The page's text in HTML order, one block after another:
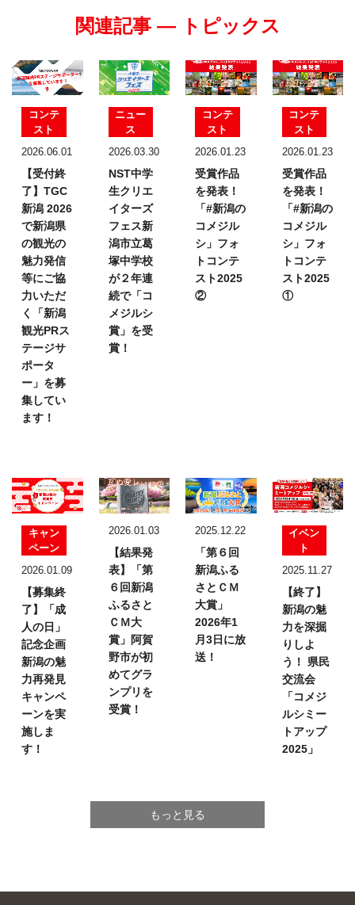
関連記事 — トピックス
コンテ
スト
2026.06.01
【受付終
了】TGC
新潟 2026
で新潟県
の観光の
魅力発信
等にご協
力いただ
く「新潟
観光PRス
テージサ
ポータ
ー」を募
集してい
ます！
ニュー
ス
2026.03.30
NST中学
生クリエ
イターズ
フェス新
潟市立葛
塚中学校
が２年連
続で「コ
メジルシ
賞」を受
賞！
コンテ
スト
2026.01.23
受賞作品
を発表！
「#新潟の
コメジル
シ」フォ
トコンテ
スト2025
②
コンテ
スト
2026.01.23
受賞作品
を発表！
「#新潟の
コメジル
シ」フォ
トコンテ
スト2025
①
キャン
ペーン
2026.01.09
【募集終
了】「成
人の日」
記念企画
新潟の魅
力再発見
キャンペ
ーンを実
施しま
す！
2026.01.03
【結果発
表】
「第
６回新潟
ふるさと
ＣＭ大
賞」 阿賀
野市が初
めてグラ
ンプリを
受賞！
2025.12.22
「第６回
新潟ふる
さとＣＭ
大賞」
2026年1
月3日に放
送！
イベン
ト
2025.11.27
【終了】
新潟の魅
力を深掘
りしよ
う！
県民
交流会
「コメジ
ルシミー
トアップ
2025」
もっと見る